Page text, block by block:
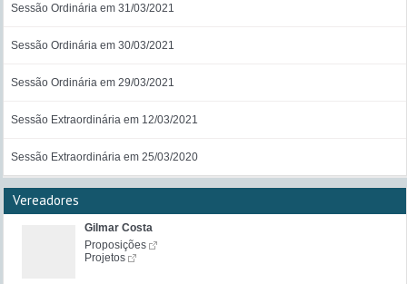
Sessão Ordinária em 31/03/2021
Sessão Ordinária em 30/03/2021
Sessão Ordinária em 29/03/2021
Sessão Extraordinária em 12/03/2021
Sessão Extraordinária em 25/03/2020
Vereadores
Gilmar Costa
Proposições
Projetos